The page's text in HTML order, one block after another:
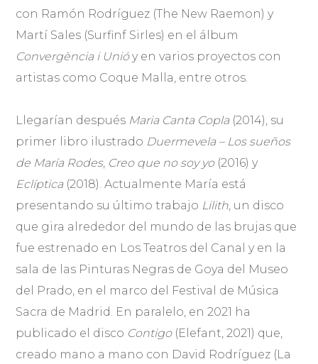
con Ramón Rodríguez (The New Raemon) y
Martí Sales (Surfinf Sirles) en el álbum
Convergència i Unióy en varios proyectos con
artistas como Coque Malla, entre otros.
Llegarían después Maria Canta Copla(2014), su
primer libro ilustrado Duermevela – Los sueños
de María Rodes, Creo que no soy yo(2016) y
Eclíptica(2018). Actualmente María está
presentando su último trabajo Lilith , un disco
que gira alrededor del mundo de las brujas que
fue estrenado en Los Teatros del Canal y en la
sala de las Pinturas Negras de Goya del Museo
del Prado, en el marco del Festival de Música
Sacra de Madrid. En paralelo, en 2021 ha
publicado el disco Contigo(Elefant, 2021) que,
creado mano a mano con David Rodríguez (La